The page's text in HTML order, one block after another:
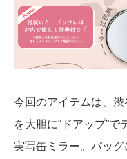
今回のアイテムは、
を大胆に“ドアップ”
実写缶ミラー。バッ